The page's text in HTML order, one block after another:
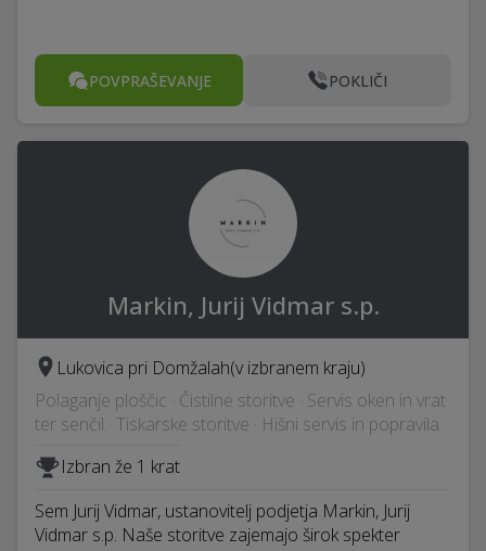
POVPRAŠEVANJE POKLIČI
Markin, Jurij Vidmar s.p.
Lukovica pri Domžalah(v izbranem kraju)
Polaganje ploščic · Čistilne storitve · Servis oken in vrat
ter senčil · Tiskarske storitve · Hišni servis in popravila
Izbran že 1 krat
Sem Jurij Vidmar, ustanovitelj podjetja Markin, Jurij
Vidmar s.p. Naše storitve zajemajo širok spekter